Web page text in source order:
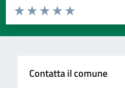
Valuta da 1 a 5 stelle la pagina
Valuta 5 stelle su
Valuta 4 stelle su 5
Valuta 3 stelle su 5
Valuta 2 stelle su 5
Valuta 1 stelle su 5
Contatta il comune